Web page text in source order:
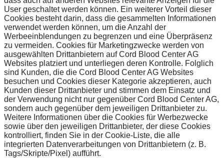
User geschaltet werden können. Ein weiterer Vorteil dieser
Cookies besteht darin, dass die gesammelten Informationen
verwendet werden können, um die Anzahl der
Werbeeinblendungen zu begrenzen und eine Überpräsenz
zu vermeiden. Cookies für Marketingzwecke werden von
ausgewählten Drittanbietern auf Cord Blood Center AG
Websites platziert und unterliegen deren Kontrolle. Folglich
sind Kunden, die die Cord Blood Center AG Websites
besuchen und Cookies dieser Kategorie akzeptieren, auch
Kunden dieser Drittanbieter und stimmen dem Einsatz und
der Verwendung nicht nur gegenüber Cord Blood Center AG,
sondern auch gegenüber dem jeweiligen Drittanbieter zu.
Weitere Informationen über die Cookies für Werbezwecke
sowie über den jeweiligen Drittanbieter, der diese Cookies
kontrolliert, finden Sie in der Cookie-Liste, die alle
integrierten Datenverarbeitungen von Drittanbietern (z. B.
Tags/Skripte/Pixel) aufführt.